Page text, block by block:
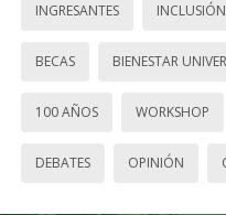
INGRESANTES INCLUSIÓN
BECAS BIENESTAR
100 AÑOS WORKSHOP
DEBATES OPINIÓN